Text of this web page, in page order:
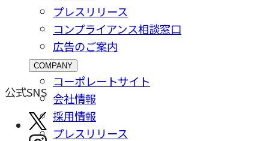
プレスリリース
コンプライアンス相談窓⼝
広告のご案内
COMPANY
コーポレートサイト
会社情報
採⽤情報
プレスリリース
公式SNS